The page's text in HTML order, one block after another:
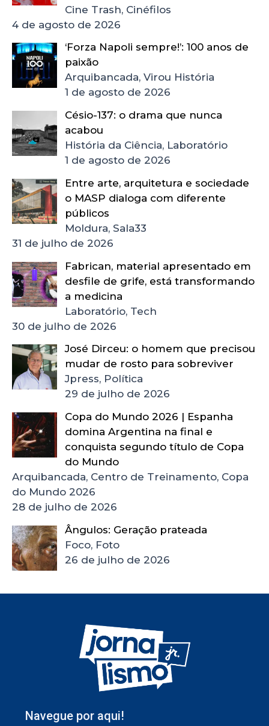
Cine Trash, Cinéfilos
4 de agosto de 2026
‘Forza Napoli sempre!’: 100 anos de
paixão
Arquibancada, Virou História
1 de agosto de 2026
Césio-137: o drama que nunca
acabou
História da Ciência, Laboratório
1 de agosto de 2026
Entre arte, arquitetura e sociedade
o MASP dialoga com diferente
públicos
Moldura, Sala33
31 de julho de 2026
Fabrican, material apresentado em
desfile de grife, está transformando
a medicina
Laboratório, Tech
30 de julho de 2026
José Dirceu: o homem que precisou
mudar de rosto para sobreviver
Jpress, Política
29 de julho de 2026
Copa do Mundo 2026 | Espanha
domina Argentina na final e
conquista segundo título de Copa
do Mundo
Arquibancada, Centro de Treinamento, Copa
do Mundo 2026
28 de julho de 2026
Ângulos: Geração prateada
Foco, Foto
26 de julho de 2026
Navegue por aqui!